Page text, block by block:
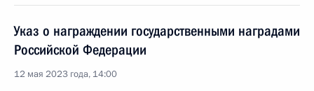
Указ о награждении государственными наградами
Российской Федерации
12 мая 2023 года, 14:00